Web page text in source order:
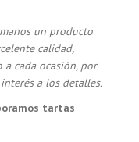
un producto
calidad,
cada ocasión, por
a los detalles.
tartas